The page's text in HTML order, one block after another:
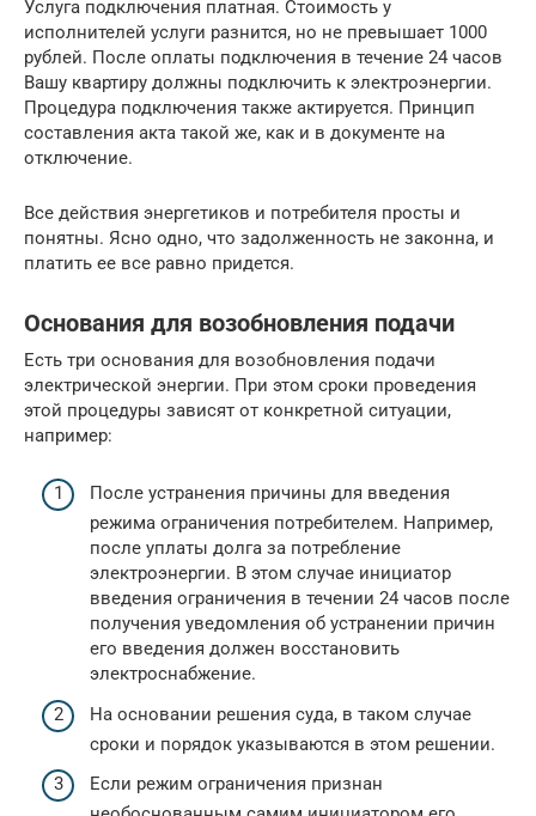
Услуга подключения платная. Стоимость у
исполнителей услуги разнится, но не превышает 1000
рублей. После оплаты подключения в течение 24 часов
Вашу квартиру должны подключить к электроэнергии.
Процедура подключения также актируется. Принцип
составления акта такой же, как и в документе на
отключение.
Все действия энергетиков и потребителя просты и
понятны. Ясно одно, что задолженность не законна, и
платить ее все равно придется.
Основания для возобновления подачи
Есть три основания для возобновления подачи
электрической энергии. При этом сроки проведения
этой процедуры зависят от конкретной ситуации,
например:
После устранения причины для введения
режима ограничения потребителем. Например,
после уплаты долга за потребление
электроэнергии. В этом случае инициатор
введения ограничения в течении 24 часов после
получения уведомления об устранении причин
его введения должен восстановить
электроснабжение.
На основании решения суда, в таком случае
сроки и порядок указываются в этом решении.
Если режим ограничения признан